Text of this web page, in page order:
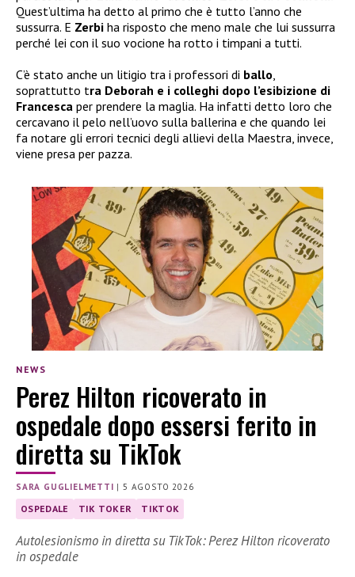
Quest’ultima ha detto al primo che è tutto l’anno che
sussurra. E Zerbi ha risposto che meno male che lui sussurra
perché lei con il suo vocione ha rotto i timpani a tutti.
C’è stato anche un litigio tra i professori di ballo
soprattutto tra Deborah e i colleghi dopo l’esibizione di
Francesca per prendere la maglia. Ha infatti detto loro che
cercavano il pelo nell’uovo sulla ballerina e che quando lei
fa notare gli errori tecnici degli allievi della Maestra, invece,
viene presa per pazza.
NEWS
Perez Hilton ricoverato in
ospedale dopo essersi ferito in
diretta su TikTok
SARA GUGLIELMETTI |5 AGOSTO 2026
OSPEDALE TIK TOKER TIKTOK
Autolesionismo in diretta su TikTok: Perez Hilton ricoverato
in ospedale